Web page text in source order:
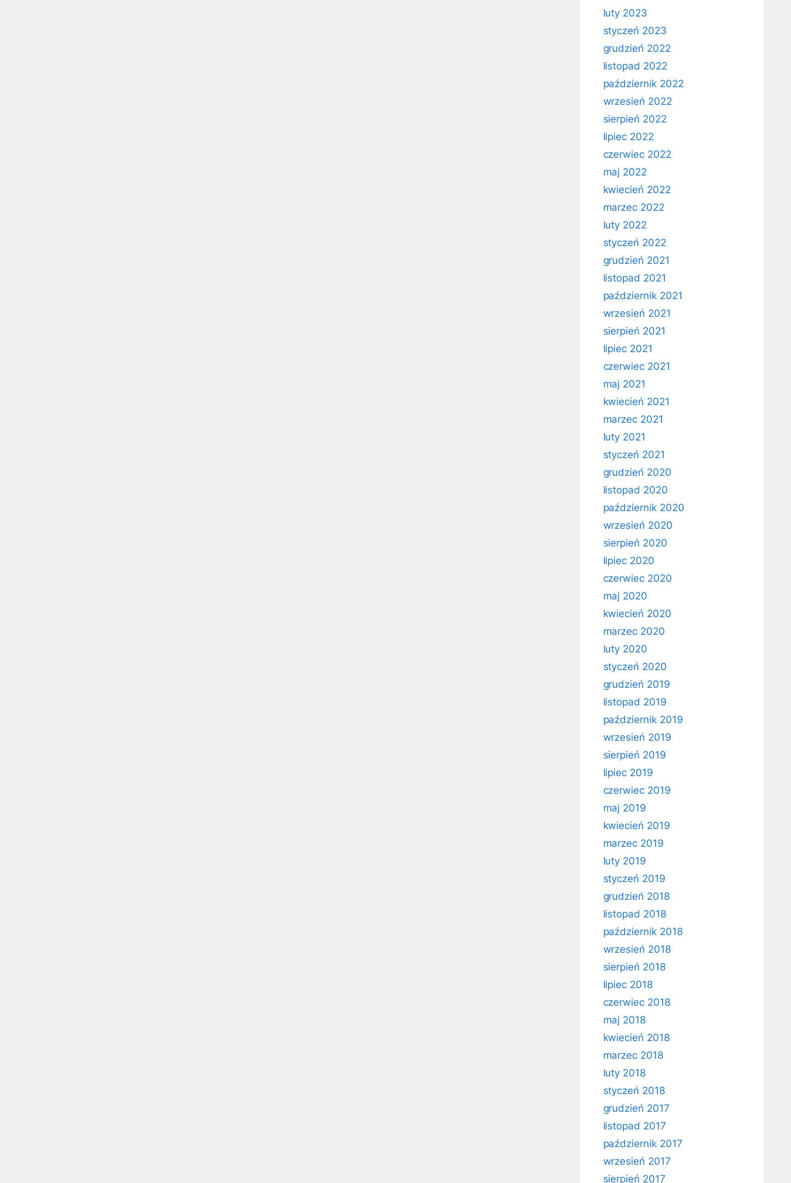
luty 2023
styczeń 2023
grudzień 2022
listopad 2022
październik 2022
wrzesień 2022
sierpień 2022
lipiec 2022
czerwiec 2022
maj 2022
kwiecień 2022
marzec 2022
luty 2022
styczeń 2022
grudzień 2021
listopad 2021
październik 2021
wrzesień 2021
sierpień 2021
lipiec 2021
czerwiec 2021
maj 2021
kwiecień 2021
marzec 2021
luty 2021
styczeń 2021
grudzień 2020
listopad 2020
październik 2020
wrzesień 2020
sierpień 2020
lipiec 2020
czerwiec 2020
maj 2020
kwiecień 2020
marzec 2020
luty 2020
styczeń 2020
grudzień 2019
listopad 2019
październik 2019
wrzesień 2019
sierpień 2019
lipiec 2019
czerwiec 2019
maj 2019
kwiecień 2019
marzec 2019
luty 2019
styczeń 2019
grudzień 2018
listopad 2018
październik 2018
wrzesień 2018
sierpień 2018
lipiec 2018
czerwiec 2018
maj 2018
kwiecień 2018
marzec 2018
luty 2018
styczeń 2018
grudzień 2017
listopad 2017
październik 2017
wrzesień 2017
sierpień 2017